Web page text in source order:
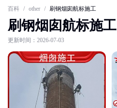
百科 / other / 刷钢烟囱航标施工
刷钢烟囱航标施工
更新时间：2026-07-03